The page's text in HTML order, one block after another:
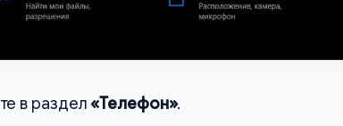
в раздел«Телефон».